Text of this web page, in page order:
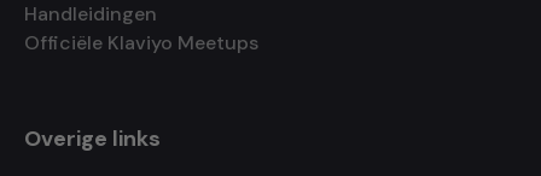
Handleidingen
Officiële Klaviyo Meetups
Overige links